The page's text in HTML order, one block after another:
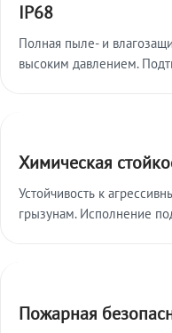
IP68
Полная пыле- и
высоким давлением.
Химическая
Устойчивость к
грызунам. Исполнение
Пожарная